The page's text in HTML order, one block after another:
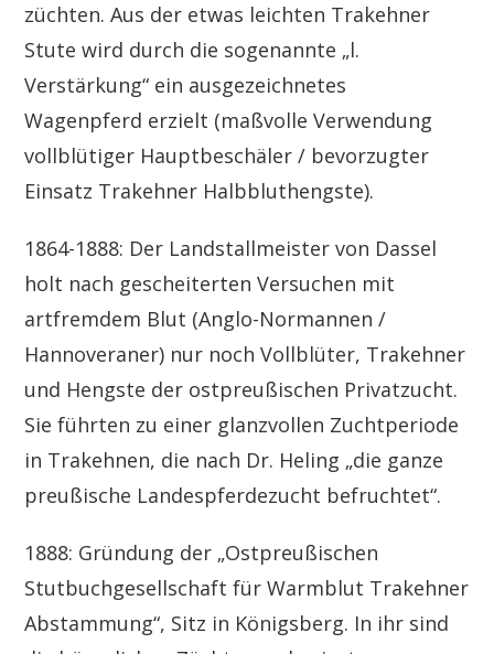
züchten. Aus der etwas leichten Trakehner
Stute wird durch die sogenannte „l.
Verstärkung“ ein ausgezeichnetes
Wagenpferd erzielt (maßvolle Verwendung
vollblütiger Hauptbeschäler / bevorzugter
Einsatz Trakehner Halbbluthengste).
1864-1888: Der Landstallmeister von Dassel
holt nach gescheiterten Versuchen mit
artfremdem Blut (Anglo-Normannen /
Hannoveraner) nur noch Vollblüter, Trakehner
und Hengste der ostpreußischen Privatzucht.
Sie führten zu einer glanzvollen Zuchtperiode
in Trakehnen, die nach Dr. Heling „die ganze
preußische Landespferdezucht befruchtet“.
1888: Gründung der „Ostpreußischen
Stutbuchgesellschaft für Warmblut Trakehner
Abstammung“, Sitz in Königsberg. In ihr sind